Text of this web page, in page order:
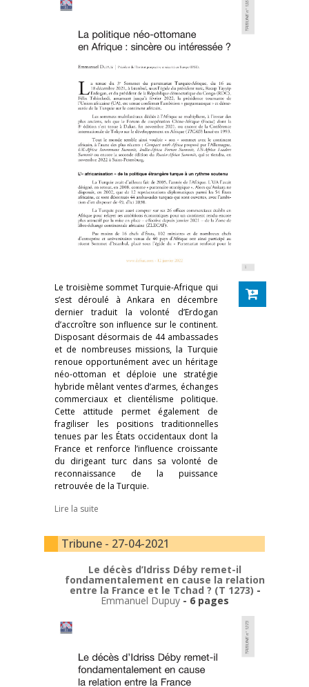
Le troisième sommet Turquie-Afrique qui
s’est déroulé à Ankara en décembre
dernier traduit la volonté d’Erdogan
d’accroître son influence sur le continent.
Disposant désormais de 44 ambassades
et de nombreuses missions, la Turquie
renoue opportunément avec un héritage
néo-ottoman et déploie une stratégie
hybride mêlant ventes d’armes, échanges
commerciaux et clientélisme politique.
Cette attitude permet également de
fragiliser les positions traditionnelles
tenues par les États occidentaux dont la
France et renforce l’influence croissante
du dirigeant turc dans sa volonté de
reconnaissance de la puissance
retrouvée de la Turquie.
Lire la suite
Tribune - 27-04-2021
Le décès d’Idriss Déby remet-il
fondamentalement en cause la relation
entre la France et le Tchad ? (T 1273) -
Emmanuel Dupuy - 6 pages